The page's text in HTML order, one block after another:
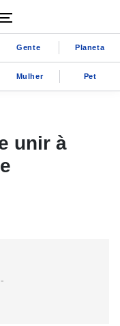
Gente Planeta
Mulher Pet
unir à